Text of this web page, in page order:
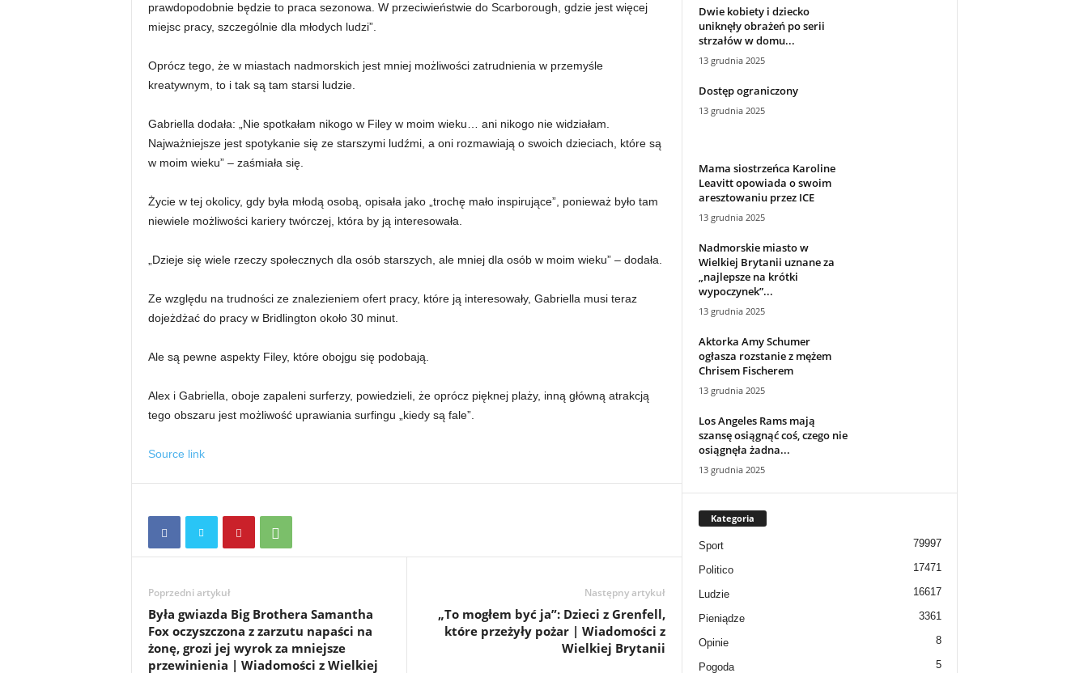
prawdopodobnie będzie to praca sezonowa. W przeciwieństwie do Scarborough, gdzie jest więcej
miejsc pracy, szczególnie dla młodych ludzi”.
Oprócz tego, że w miastach nadmorskich jest mniej możliwości zatrudnienia w przemyśle
kreatywnym, to i tak są tam starsi ludzie.
Gabriella dodała: „Nie spotkałam nikogo w Filey w moim wieku… ani nikogo nie widziałam.
Najważniejsze jest spotykanie się ze starszymi ludźmi, a oni rozmawiają o swoich dzieciach, które są
w moim wieku” – zaśmiała się.
Życie w tej okolicy, gdy była młodą osobą, opisała jako „trochę mało inspirujące”, ponieważ było tam
niewiele możliwości kariery twórczej, która by ją interesowała.
„Dzieje się wiele rzeczy społecznych dla osób starszych, ale mniej dla osób w moim wieku” – dodała.
Ze względu na trudności ze znalezieniem ofert pracy, które ją interesowały, Gabriella musi teraz
dojeżdżać do pracy w Bridlington około 30 minut.
Ale są pewne aspekty Filey, które obojgu się podobają.
Alex i Gabriella, oboje zapaleni surferzy, powiedzieli, że oprócz pięknej plaży, inną główną atrakcją
tego obszaru jest możliwość uprawiania surfingu „kiedy są fale”.
Source link
Poprzedni artykuł
Była gwiazda Big Brothera Samantha
Fox oczyszczona z zarzutu napaści na
żonę, grozi jej wyrok za mniejsze
przewinienia | Wiadomości z Wielkiej
Następny artykuł
„To mogłem być ja”: Dzieci z Grenfell,
które przeżyły pożar | Wiadomości z
Wielkiej Brytanii
Dwie kobiety i dziecko
uniknęły obrażeń po serii
strzałów w domu...
13 grudnia 2025
Dostęp ograniczony
13 grudnia 2025
Mama siostrzeńca Karoline
Leavitt opowiada o swoim
aresztowaniu przez ICE
13 grudnia 2025
Nadmorskie miasto w
Wielkiej Brytanii uznane za
„najlepsze na krótki
wypoczynek”...
13 grudnia 2025
Aktorka Amy Schumer
ogłasza rozstanie z mężem
Chrisem Fischerem
13 grudnia 2025
Los Angeles Rams mają
szansę osiągnąć coś, czego nie
osiągnęła żadna...
13 grudnia 2025
Kategoria
Sport 79997
Politico 17471
Ludzie 16617
Pieniądze 3361
Opinie 8
Pogoda 5